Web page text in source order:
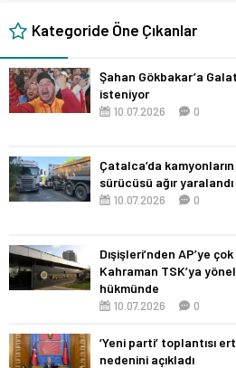
Kategoride Öne Çıkanlar
Şahan Gökbakar’a
isteniyor
10.07.2026 0
Çatalca’da
sürücüsü ağır yaralandı
10.07.2026 0
Dışişleri’nden AP’ye
Kahraman TSK’ya
hükmünde
10.07.2026 0
‘Yeni parti’ toplantısı
nedenini açıkladı